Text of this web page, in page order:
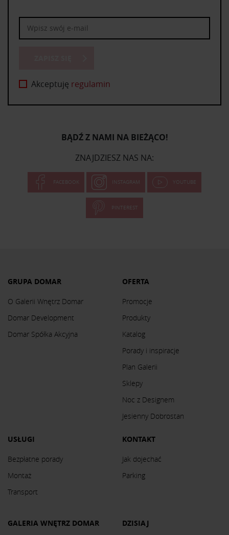
Akceptuję regulamin
BĄDŹ Z NAMI NA BIEŻĄCO!
ZNAJDZIESZ NAS NA:
FACEBOOK INSTAGRAM YOUTUBE
PINTEREST
GRUPA DOMAR
O Galerii Wnętrz Domar
Domar Development
Domar Spółka Akcyjna
OFERTA
Promocje
Produkty
Katalog
Porady i inspiracje
Plan Galerii
Sklepy
Noc z Designem
Jesienny Dobrostan
USŁUGI
Bezpłatne porady
Montaż
Transport
KONTAKT
Jak dojechać
Parking
GALERIA WNĘTRZ DOMAR DZISIAJ